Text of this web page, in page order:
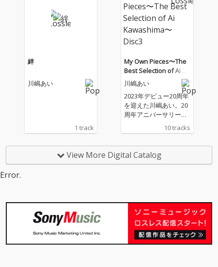
絆
川嶋あい
1 track
My Own Pieces〜The
Best Selection of Ai Ka
washima〜Disc3
川嶋あい
2023年デビュー20周年
を迎えた川嶋あい。20
周年アニバーサリー企
画としてはこれまで、I
WiSHが18年ぶりの復
チャーチライブの開
催、路上ライブ活動時
された待望のシャッフ
ルベストアルバムをリ
リース。懐かしの曲だ
けでなく、新曲も収
10 tracks
View More Digital Catalog
Error.